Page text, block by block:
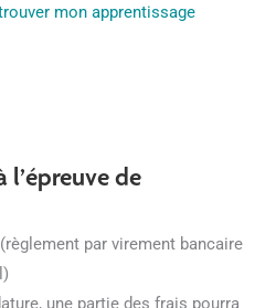
mon apprentissage
l’épreuve de
par virement bancaire
une partie des frais pourra